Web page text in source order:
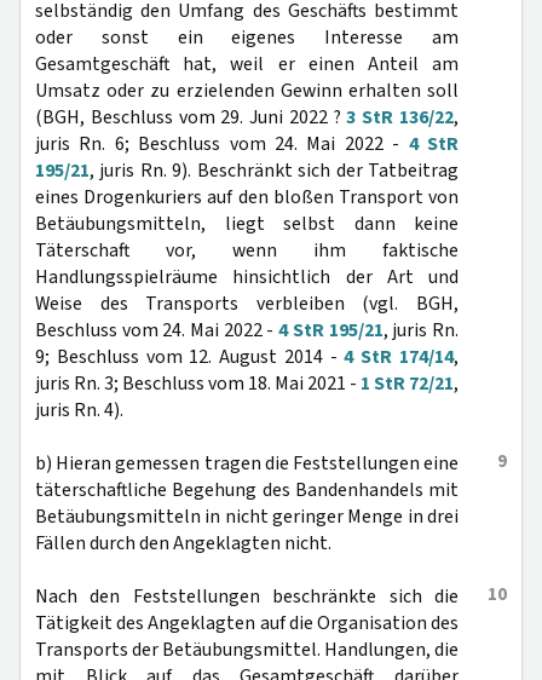
selbständig den Umfang des Geschäfts bestimmt
oder sonst ein eigenes Interesse am
Gesamtgeschäft hat, weil er einen Anteil am
Umsatz oder zu erzielenden Gewinn erhalten soll
(BGH, Beschluss vom 29. Juni 2022 ?3 StR 136/22,
juris Rn. 6; Beschluss vom 24. Mai 2022 - 4 StR
195/21, juris Rn. 9). Beschränkt sich der Tatbeitrag
eines Drogenkuriers auf den bloßen Transport von
Betäubungsmitteln, liegt selbst dann keine
Täterschaft vor, wenn ihm faktische
Handlungsspielräume hinsichtlich der Art und
Weise des Transports verbleiben (vgl. BGH,
Beschluss vom 24. Mai 2022 -4 StR 195/21, juris Rn.
9; Beschluss vom 12. August 2014 -4 StR 174/14,
juris Rn. 3; Beschluss vom 18. Mai 2021 - 1 StR 72/21,
juris Rn. 4).
9
b) Hieran gemessen tragen die Feststellungen eine
täterschaftliche Begehung des Bandenhandels mit
Betäubungsmitteln in nicht geringer Menge in drei
Fällen durch den Angeklagten nicht.
10
Nach den Feststellungen beschränkte sich die
Tätigkeit des Angeklagten auf die Organisation des
Transports der Betäubungsmittel. Handlungen, die